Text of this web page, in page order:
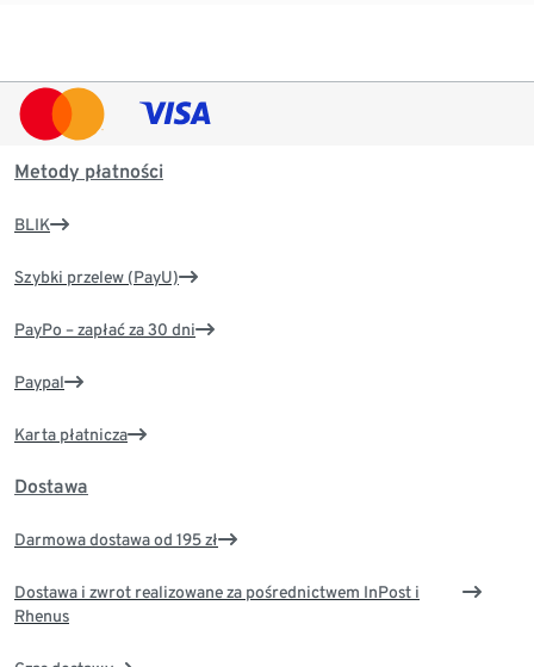
Metody płatności
BLIK
Szybki przelew (PayU)
PayPo – zapłać za 30 dni
Paypal
Karta płatnicza
Dostawa
Darmowa dostawa od 195 zł
Dostawa i zwrot realizowane za pośrednictwem InPost i
Rhenus